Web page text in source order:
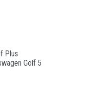
Plus
Golf 5